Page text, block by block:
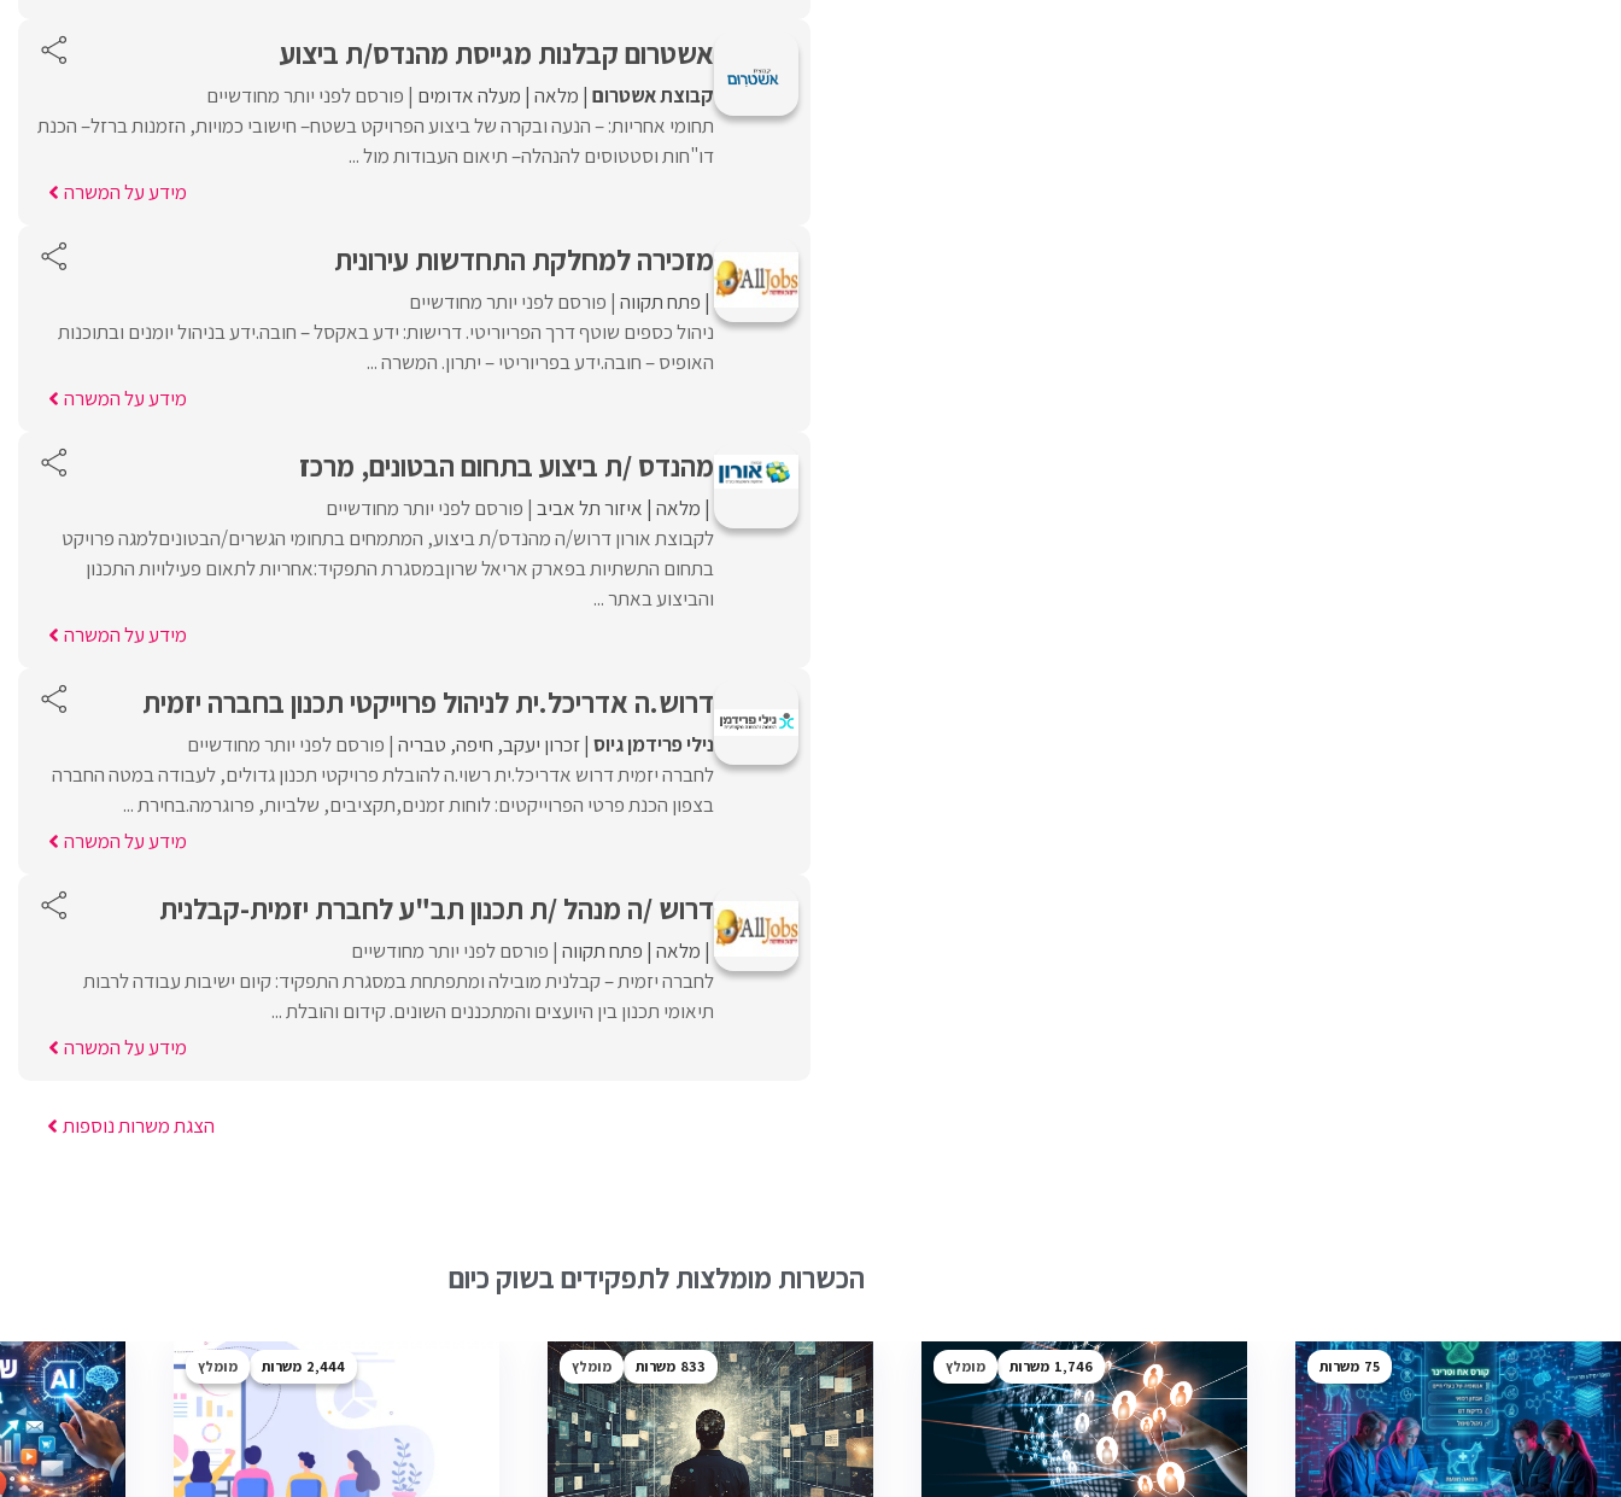
אשטרום קבלנות מגייסת מהנדס/ת ביצוע
קבוצת אשטרום מלאה מעלה אדומים פורסם לפני יותר מחודשיים
תחומי אחריות: – הנעה ובקרה של ביצוע הפרויקט בשטח– חישובי כמויות, הזמנות ברזל– הכנת
דו"חות וסטטוסים להנהלה– תיאום העבודות מול ...
מידע על המשרה
מזכירה למחלקת התחדשות עירונית
פתח תקווה פורסם לפני יותר מחודשיים
ניהול כספים שוטף דרך הפריוריטי. דרישות: ידע באקסל – חובה.ידע בניהול יומנים ובתוכנות
האופיס – חובה.ידע בפריוריטי – יתרון. המשרה ...
מידע על המשרה
מהנדס /ת ביצוע בתחום הבטונים, מרכז
מלאה איזור תל אביב פורסם לפני יותר מחודשיים
לקבוצת אורון דרוש/ה מהנדס/ת ביצוע, המתמחים בתחומי הגשרים/הבטוניםלמגה פרויקט
בתחום התשתיות בפארק אריאל שרוןבמסגרת התפקיד:אחריות לתאום פעילויות התכנון
והביצוע באתר ...
מידע על המשרה
דרוש.ה אדריכל.ית לניהול פרוייקטי תכנון בחברה יזמית
נילי פרידמן גיוס זכרון יעקב חיפה טבריה פורסם לפני יותר מחודשיים
לחברה יזמית דרוש אדריכל.ית רשוי.ה להובלת פרויקטי תכנון גדולים, לעבודה במטה החברה
בצפון הכנת פרטי הפרוייקטים: לוחות זמנים,תקציבים, שלביות, פרוגרמה.בחירת ...
מידע על המשרה
דרוש /ה מנהל /ת תכנון תב"ע לחברת יזמית-קבלנית
מלאה פתח תקווה פורסם לפני יותר מחודשיים
לחברה יזמית – קבלנית מובילה ומתפתחת במסגרת התפקיד: קיום ישיבות עבודה לרבות
תיאומי תכנון בין היועצים והמתכננים השונים. קידום והובלת ...
מידע על המשרה
הצגת משרות נוספות
הכשרות מומלצות לתפקידים בשוק כיום
75
1,746 מומלץ 833 מומלץ 2,444 מומלץ